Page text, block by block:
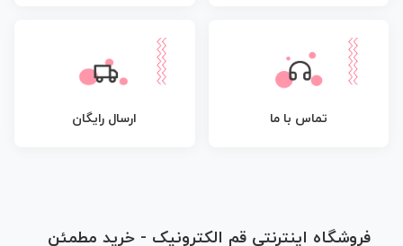
تماس با ما ارسال رایگان
فروشگاه اینترنتی قم الکترونیک - خرید مطمئن